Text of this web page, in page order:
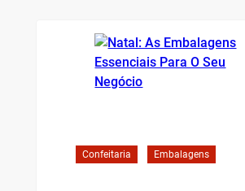
Confeitaria Embalagens